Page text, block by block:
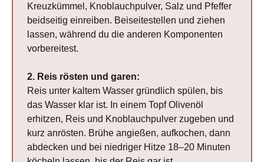
Kreuzkümmel, Knoblauchpulver, Salz und Pfeffer
beidseitig einreiben. Beiseitestellen und ziehen
lassen, während du die anderen Komponenten
vorbereitest.
2. Reis rösten und garen:
Reis unter kaltem Wasser gründlich spülen, bis
das Wasser klar ist. In einem Topf Olivenöl
erhitzen, Reis und Knoblauchpulver zugeben und
kurz anrösten. Brühe angießen, aufkochen, dann
abdecken und bei niedriger Hitze 18–20 Minuten